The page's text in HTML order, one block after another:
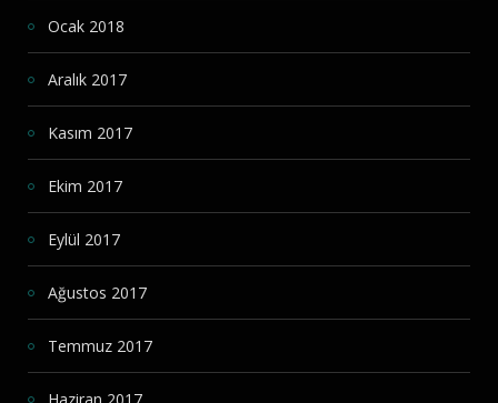
Ocak 2018
Aralık 2017
Kasım 2017
Ekim 2017
Eylül 2017
Ağustos 2017
Temmuz 2017